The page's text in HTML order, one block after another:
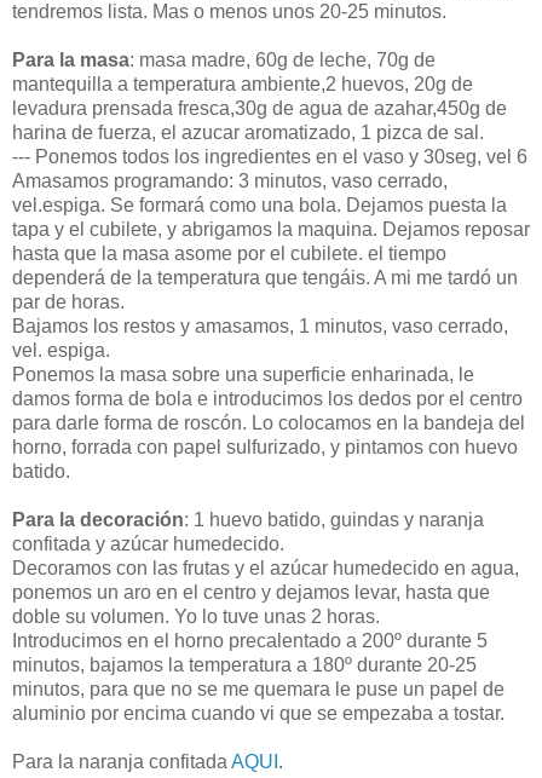
tendremos lista. Mas o menos unos 20-25 minutos.
Para la masa: masa madre, 60g de leche, 70g de
mantequilla a temperatura ambiente,2 huevos, 20g de
levadura prensada fresca,30g de agua de azahar,450g de
harina de fuerza, el azucar aromatizado, 1 pizca de sal.
--- Ponemos todos los ingredientes en el vaso y 30seg, vel 6
Amasamos programando: 3 minutos, vaso cerrado,
vel.espiga. Se formará como una bola. Dejamos puesta la
tapa y el cubilete, y abrigamos la maquina. Dejamos reposar
hasta que la masa asome por el cubilete. el tiempo
dependerá de la temperatura que tengáis. A mi me tardó un
par de horas.
Bajamos los restos y amasamos, 1 minutos, vaso cerrado,
vel. espiga.
Ponemos la masa sobre una superficie enharinada, le
damos forma de bola e introducimos los dedos por el centro
para darle forma de roscón. Lo colocamos en la bandeja del
horno, forrada con papel sulfurizado, y pintamos con huevo
batido.
Para la decoración: 1 huevo batido, guindas y naranja
confitada y azúcar humedecido.
Decoramos con las frutas y el azúcar humedecido en agua,
ponemos un aro en el centro y dejamos levar, hasta que
doble su volumen. Yo lo tuve unas 2 horas.
Introducimos en el horno precalentado a 200º durante 5
minutos, bajamos la temperatura a 180º durante 20-25
minutos, para que no se me quemara le puse un papel de
aluminio por encima cuando vi que se empezaba a tostar.
Para la naranja confitada AQUI .